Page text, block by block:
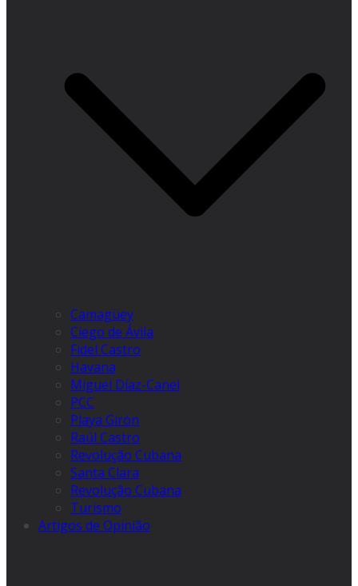
Camagüey
Ciego de Ávila
Fidel Castro
Havana
Miguel Díaz-Canel
PCC
Playa Girón
Raúl Castro
Revolução Cubana
Santa Clara
Revolução Cubana
Turismo
Artigos de Opinião